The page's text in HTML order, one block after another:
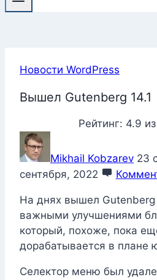
Новости WordPress
Вышел Gutenberg 14.1
Рейтинг: 4.9 из
Mikhail Kobzarev 23
сентября, 2022
На днях вышел Gutenberg
важными улучшениями
который, похоже, пока
дорабатывается в плане
Селектор меню был